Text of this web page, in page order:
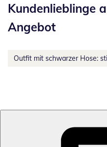
Kundenlieblinge
Angebot
Outfit mit schwarzer Hose: